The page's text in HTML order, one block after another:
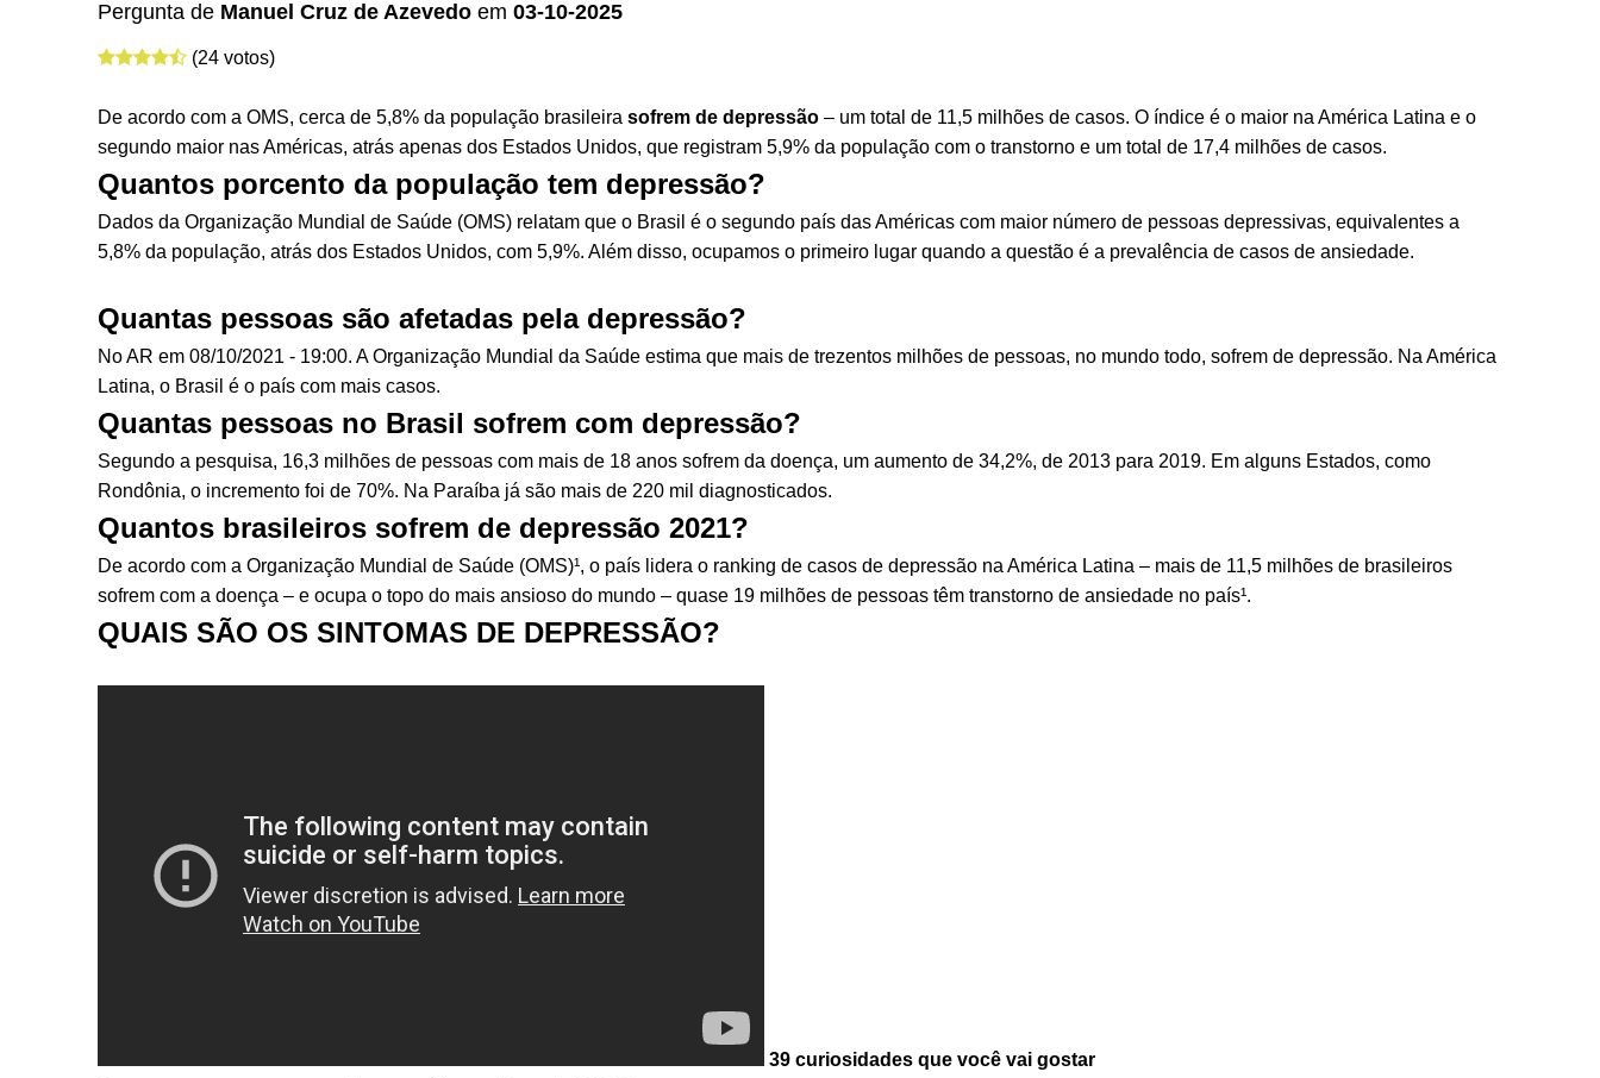
Pergunta de Manuel Cruz de Azevedo em 03-10-2025
(24 votos)
De acordo com a OMS, cerca de 5,8% da população brasileira sofrem de depressão – um total de 11,5 milhões de casos. O índice é o maior na América Latina e o
segundo maior nas Américas, atrás apenas dos Estados Unidos, que registram 5,9% da população com o transtorno e um total de 17,4 milhões de casos.
Quantos porcento da população tem depressão?
Dados da Organização Mundial de Saúde (OMS) relatam que o Brasil é o segundo país das Américas com maior número de pessoas depressivas, equivalentes a
5,8% da população, atrás dos Estados Unidos, com 5,9%. Além disso, ocupamos o primeiro lugar quando a questão é a prevalência de casos de ansiedade.
Quantas pessoas são afetadas pela depressão?
No AR em 08/10/2021 - 19:00. A Organização Mundial da Saúde estima que mais de trezentos milhões de pessoas, no mundo todo, sofrem de depressão. Na América
Latina, o Brasil é o país com mais casos.
Quantas pessoas no Brasil sofrem com depressão?
Segundo a pesquisa, 16,3 milhões de pessoas com mais de 18 anos sofrem da doença, um aumento de 34,2%, de 2013 para 2019. Em alguns Estados, como
Rondônia, o incremento foi de 70%. Na Paraíba já são mais de 220 mil diagnosticados.
Quantos brasileiros sofrem de depressão 2021?
De acordo com a Organização Mundial de Saúde (OMS)¹, o país lidera o ranking de casos de depressão na América Latina – mais de 11,5 milhões de brasileiros
sofrem com a doença – e ocupa o topo do mais ansioso do mundo – quase 19 milhões de pessoas têm transtorno de ansiedade no país¹.
QUAIS SÃO OS SINTOMAS DE DEPRESSÃO?
39 curiosidades que você vai gostar